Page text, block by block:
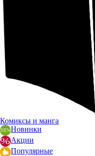
Комиксы и манга
Новинки
Акции
Популярные